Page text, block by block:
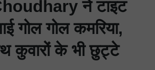
ने टाइट
गोल गोल कमरिया,
कुवारों के भी छुट्टे